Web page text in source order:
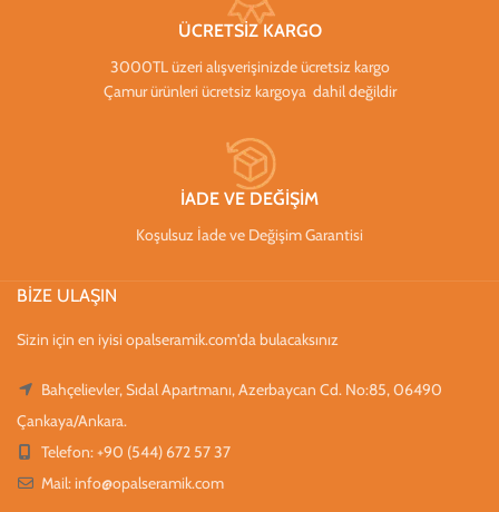
ÜCRETSİZ KARGO
3000TL üzeri alışverişinizde ücretsiz kargo
Çamur ürünleri ücretsiz kargoya dahil değildir
İADE VE DEĞİŞİM
Koşulsuz İade ve Değişim Garantisi
BİZE ULAŞIN
Sizin için en iyisi opalseramik.com'da bulacaksınız
Bahçelievler, Sıdal Apartmanı, Azerbaycan Cd. No:85, 06490
Çankaya/Ankara.
Telefon: +90 (544) 672 57 37
Mail: info@opalseramik.com